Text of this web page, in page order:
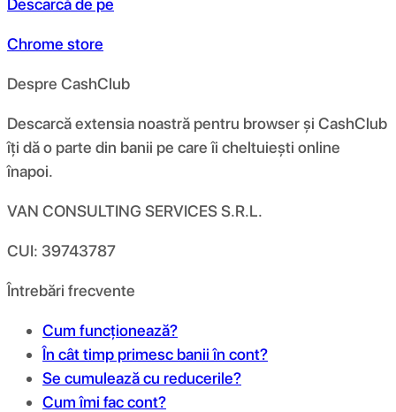
Descarcă de pe
Chrome store
Despre CashClub
Descarcă extensia noastră pentru browser și CashClub
îți dă o parte din banii pe care îi cheltuiești online
înapoi.
VAN CONSULTING SERVICES S.R.L.
CUI: 39743787
Întrebări frecvente
Cum funcționează?
În cât timp primesc banii în cont?
Se cumulează cu reducerile?
Cum îmi fac cont?